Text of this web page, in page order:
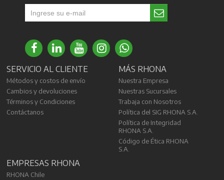
SERVICIO AL CLIENTE
Métodos y costos de envío
Cambios y devoluciones
Términos y Condiciones
Contáctanos
MÁS RHONA
Nuestra Empresa
Nuestras Sucursales
Trabaja con Nosotros
Política del SIG RHONA S.A.
Política de Integridad
RHONA S.A.
Código de Ética RHONA
S.A.
EMPRESAS RHONA
RHONA Chile